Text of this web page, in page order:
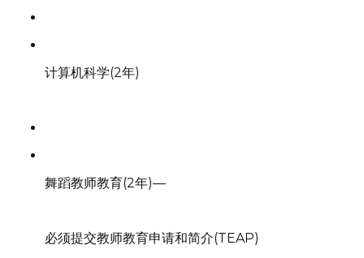
计算机科学(2年)
舞蹈教师教育(2年)—
必须提交教师教育申请和简介(TEAP)